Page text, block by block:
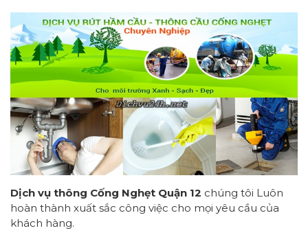
Dịch vụ thông Cống Nghẹt Quận 12 chúng tôi Luôn
hoàn thành xuất sắc công việc cho mọi yêu cầu của
khách hàng.